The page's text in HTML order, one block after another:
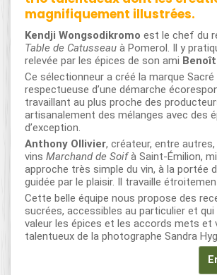
magnifiquement illustrées.
Kendji Wongsodikromo est le chef du
Table de Catusseau à Pomerol. Il y
relevée par les épices de son ami
Ce sélectionneur a créé la marque
respectueuse d’une démarche
travaillant au plus proche des
artisanalement des mélanges avec des
d’exception.
Anthony Ollivier, créateur, entre
vins Marchand de Soifà Saint-Émilion,
approche très simple du vin, à la portée
guidée par le plaisir. Il travaille
Cette belle équipe nous propose des
sucrées, accessibles au particulier et
valeur les épices et les accords mets et
talentueux de la photographe Sandra